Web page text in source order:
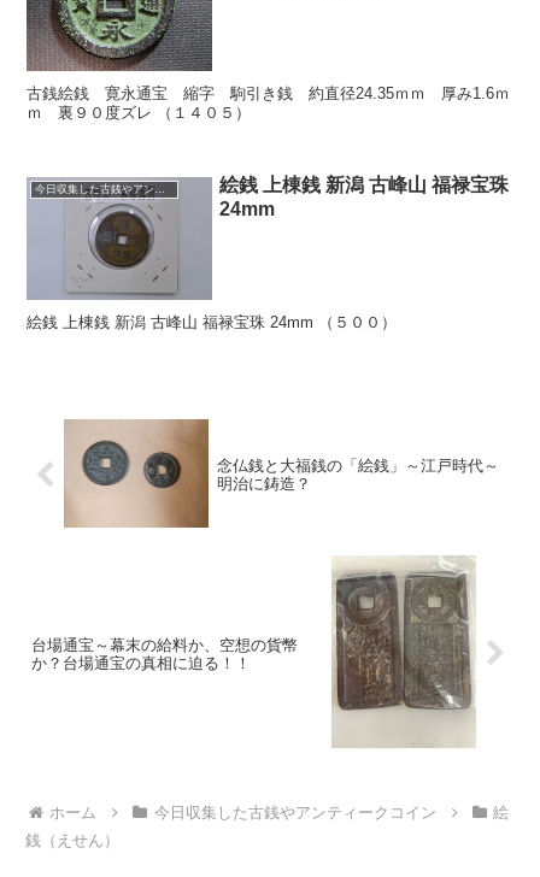
古銭絵銭 寛永通宝 縮字 駒引き銭 約直径24.35ｍｍ 厚み1.6ｍ
ｍ 裏９０度ズレ （１４０５）
今日収集した古銭やアンティークコイン
絵銭 上棟銭 新潟 古峰山 福禄宝珠
24mm
絵銭 上棟銭 新潟 古峰山 福禄宝珠 24mm （５００）
念仏銭と大福銭の「絵銭」～江戸時代～
明治に鋳造？
台場通宝～幕末の給料か、空想の貨幣
か？台場通宝の真相に迫る！！
ホーム 今日収集した古銭やアンティークコイン
絵
銭（えせん）